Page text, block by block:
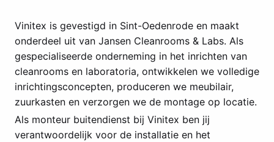
Vinitex is gevestigd in Sint-Oedenrode en maakt
onderdeel uit van Jansen Cleanrooms & Labs. Als
gespecialiseerde onderneming in het inrichten van
cleanrooms en laboratoria, ontwikkelen we volledige
inrichtingsconcepten, produceren we meubilair,
zuurkasten en verzorgen we de montage op locatie.
Als monteur buitendienst bij Vinitex ben jij
verantwoordelijk voor de installatie en het